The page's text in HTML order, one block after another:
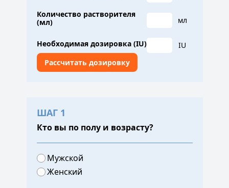
Количество растворителя
(мл)
мл
Необходимая дозировка (IU) IU
ШАГ 1
Кто вы по полу и возрасту?
Мужской
Женский